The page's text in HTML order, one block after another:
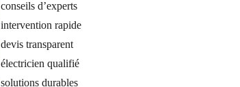
conseils d’experts
intervention rapide
devis transparent
électricien qualifié
solutions durables